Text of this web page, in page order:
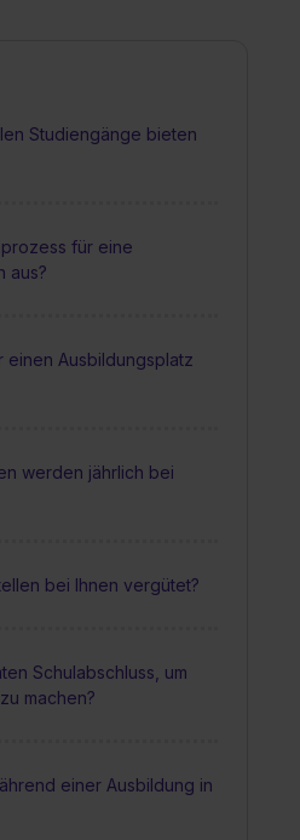
Studiengänge bieten
für eine
aus?
einen Ausbildungsplatz
werden jährlich bei
bei Ihnen vergütet?
Schulabschluss, um
machen?
einer Ausbildung in